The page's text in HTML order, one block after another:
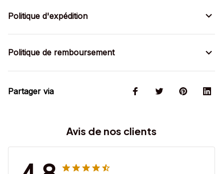
Politique d'expédition
Politique de remboursement
Partager via
Avis de nos clients